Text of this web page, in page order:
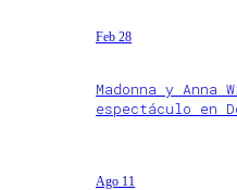
Feb 28
Madonna y
espectáculo en
Ago 11